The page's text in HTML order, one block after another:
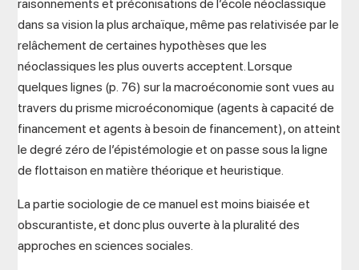
raisonnements et préconisations de l’école néoclassique
dans sa vision la plus archaïque, même pas relativisée par le
relâchement de certaines hypothèses que les
néoclassiques les plus ouverts acceptent. Lorsque
quelques lignes (p. 76) sur la macroéconomie sont vues au
travers du prisme microéconomique (agents à capacité de
financement et agents à besoin de financement), on atteint
le degré zéro de l’épistémologie et on passe sous la ligne
de flottaison en matière théorique et heuristique.
La partie sociologie de ce manuel est moins biaisée et
obscurantiste, et donc plus ouverte à la pluralité des
approches en sciences sociales.